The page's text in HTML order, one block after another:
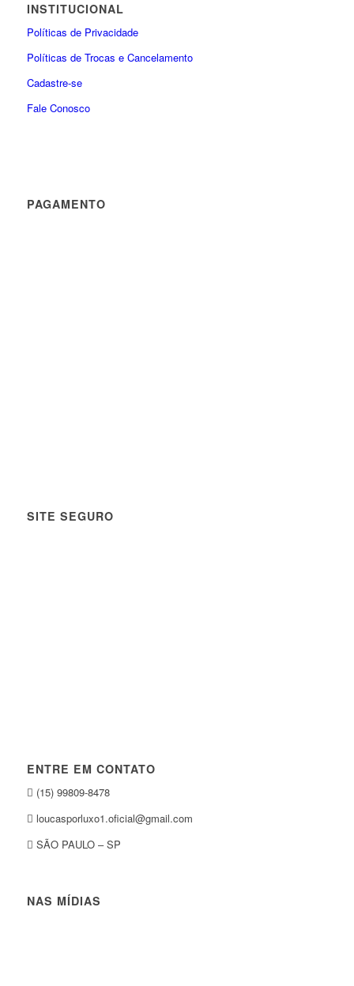
INSTITUCIONAL
Políticas de Privacidade
Políticas de Trocas e Cancelamento
Cadastre-se
Fale Conosco
PAGAMENTO
SITE SEGURO
ENTRE EM CONTATO
(15) 99809-8478
loucasporluxo1.oficial@gmail.com
SÃO PAULO – SP
NAS MÍDIAS